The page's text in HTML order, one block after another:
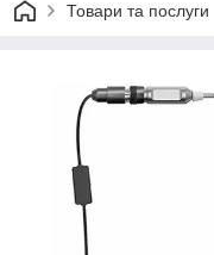
Товари та послуги